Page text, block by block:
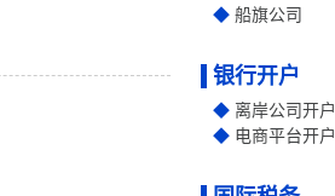
船旗公司
银行开户
离岸公司开户
电商平台开户